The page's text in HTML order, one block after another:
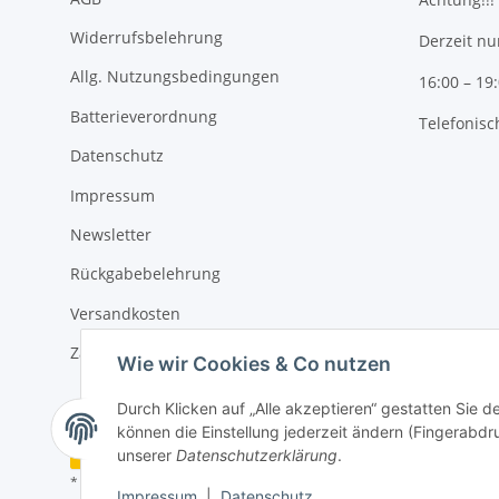
Wie wir Cookies & Co nutzen
Durch Klicken auf „Alle akzeptieren“ gestatten Sie
können die Einstellung jederzeit ändern
unserer Datenschutzerklärung.
Widerrufsbelehrung
Allg. Nutzungsbedingungen
Batterieverordnung
Datenschutz
Impressum
Newsletter
Rückgabebelehrung
Versandkosten
Zahlungsmöglichkeiten
Derzeit
16:00 –
Vertrag widerrufen
* Alle Preise inkl. gesetzlicher USt., zzgl.